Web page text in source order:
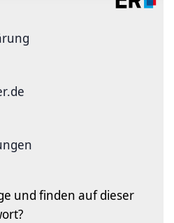
und finden auf dieser